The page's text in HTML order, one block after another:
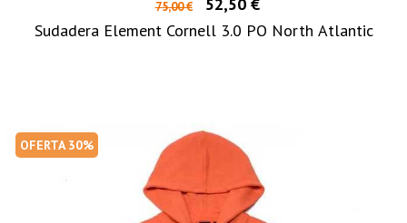
75,00 €
Sudadera Element Cornell 3.0 PO North Atlantic
OFERTA 30%